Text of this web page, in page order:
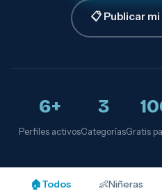
📋 Publicar
6+
Perfiles activos
3
CategoríasGratis
🏠Todos 👶Niñeras